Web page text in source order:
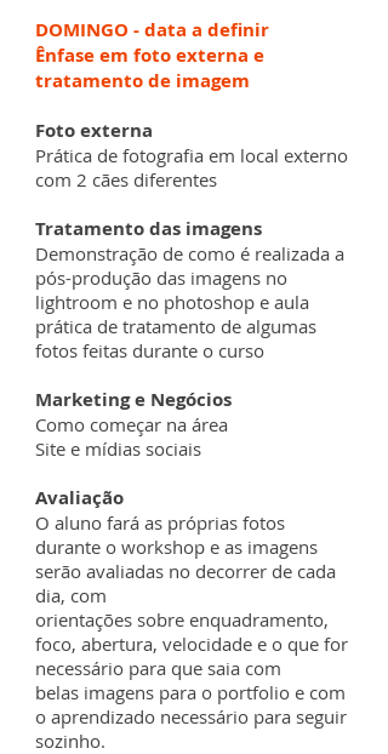
DOMINGO - data a definir
Ênfase em foto externa e
tratamento de imagem
Foto externa
Prática de fotografia em local externo
com 2 cães diferentes
Tratamento das imagens
Demonstração de como é realizada a
pós-produção das imagens no
lightroom e no photoshop e aula
prática de tratamento de algumas
fotos feitas durante o curso
Marketing e Negócios
Como começar na área
Site e mídias sociais
Avaliação
O aluno fará as próprias fotos
durante o workshop e as imagens
serão avaliadas no decorrer de cada
dia, com
orientações sobre enquadramento,
foco, abertura, velocidade e o que for
necessário para que saia com
belas imagens para o portfolio e com
o aprendizado necessário para seguir
sozinho.